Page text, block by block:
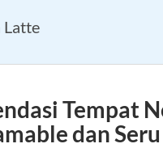
Latte
Tempat
dan Seru